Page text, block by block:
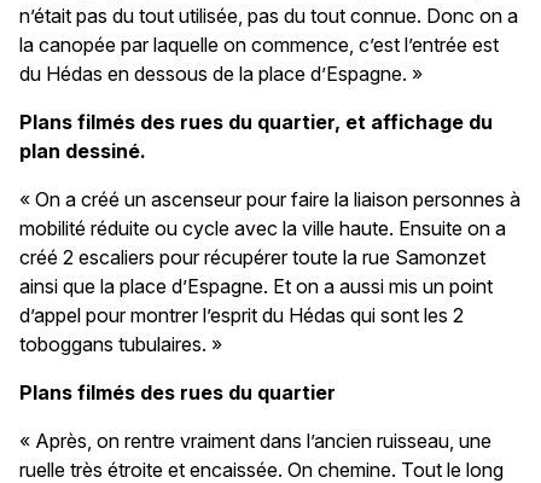
n’était pas du tout utilisée, pas du tout connue. Donc on a
la canopée par laquelle on commence, c’est l’entrée est
du Hédas en dessous de la place d’Espagne. »
Plans filmés des rues du quartier, et affichage du
plan dessiné.
« On a créé un ascenseur pour faire la liaison personnes à
mobilité réduite ou cycle avec la ville haute. Ensuite on a
créé 2 escaliers pour récupérer toute la rue Samonzet
ainsi que la place d’Espagne. Et on a aussi mis un point
d’appel pour montrer l’esprit du Hédas qui sont les 2
toboggans tubulaires. »
Plans filmés des rues du quartier
« Après, on rentre vraiment dans l’ancien ruisseau, une
ruelle très étroite et encaissée. On chemine. Tout le long